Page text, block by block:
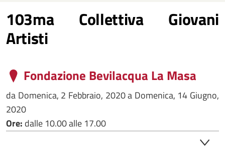
103ma Collettiva Giovani
Artisti
Fondazione Bevilacqua La Masa
da Domenica, 2 Febbraio, 2020a Domenica, 14 Giugno,
2020
Ore: dalle 10.00 alle 17.00